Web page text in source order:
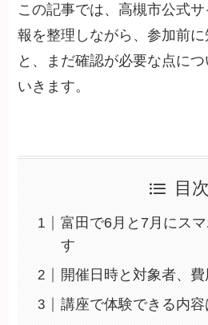
この記事では、高槻市公式
報を整理しながら、参加前に
と、まだ確認が必要な点に
いきます。
目次
富田で6月と7月にス
す
開催日時と対象者、費
講座で体験できる内